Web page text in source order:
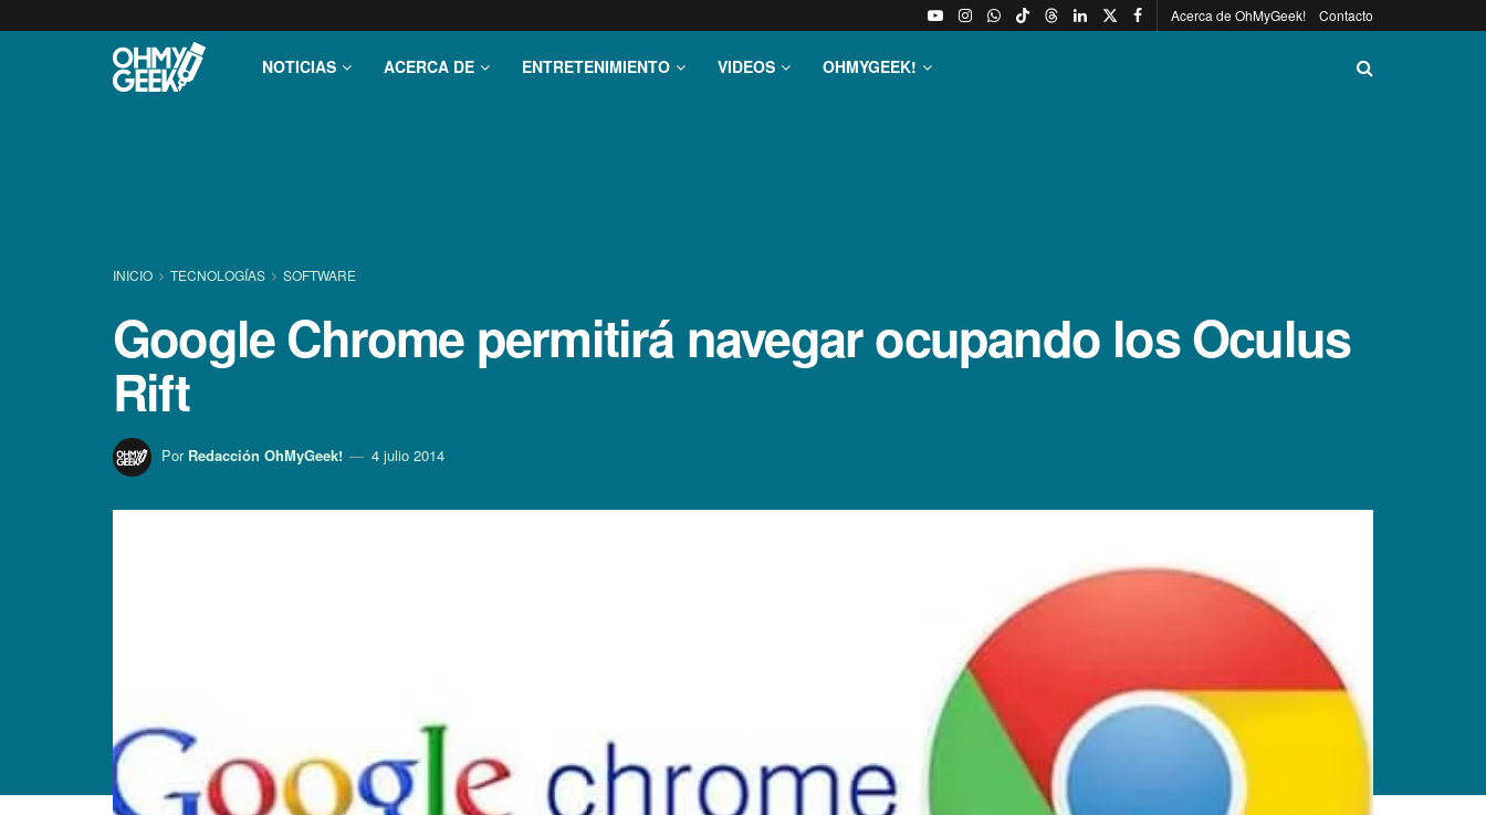
Acerca de OhMyGeek! Contacto
NOTICIAS ACERCA DE ENTRETENIMIENTO VIDEOS OHMYGEEK!
INICIO TECNOLOGÍ­AS SOFTWARE
Google Chrome permitirá navegar ocupando los Oculus
Rift
Por Redacción OhMyGeek! 4 julio 2014